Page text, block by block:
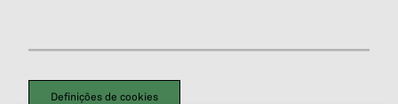
Definições de cookies